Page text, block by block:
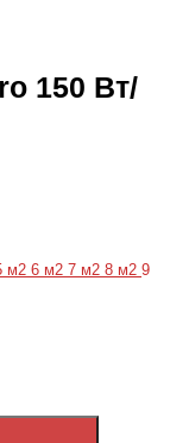
150 Вт/
м2 6 м2 7 м2 8 м2 9